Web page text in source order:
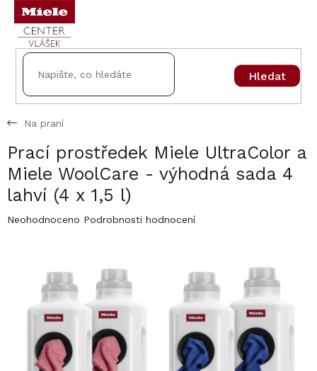
Přejít
obsah
Hledat
Na praní
Prací prostředek Miele UltraColor a
Miele WoolCare - výhodná sada 4
lahví (4 x 1,5 l)
Průměrné
hvězdiček.
Neohodnoceno Podrobnosti hodnocení